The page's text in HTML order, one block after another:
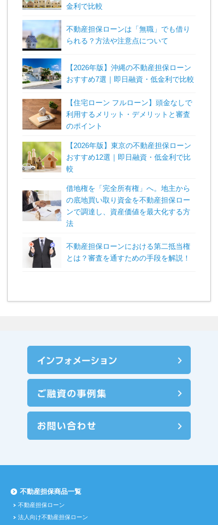
金利で比較
不動産担保ローンは「無職」でも借り
られる？方法や注意点について
【2026年版】沖縄の不動産担保ローン
おすすめ7選｜即日融資・低金利で比較
【住宅ローン フルローン】頭金なしで
利用するメリット・デメリットと審査
のポイント
【2026年版】東京の不動産担保ローン
おすすめ12選｜即日融資・低金利で比
較
借地権を「完全所有権」へ。地主から
の底地買い取り資金を不動産担保ロー
ンで調達し、資産価値を最大化する方
法
不動産担保ローンにおける第二抵当権
とは？審査を通すための手段を解説！
不動産担保商品一覧
不動産担保ローン
法人向け不動産担保ローン